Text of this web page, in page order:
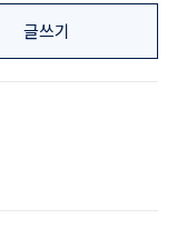
글쓰기